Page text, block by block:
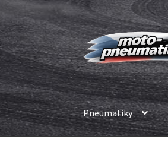
Přeskočit
na
navigaci
Přejít
k
obsahu
webu
Pneumatiky